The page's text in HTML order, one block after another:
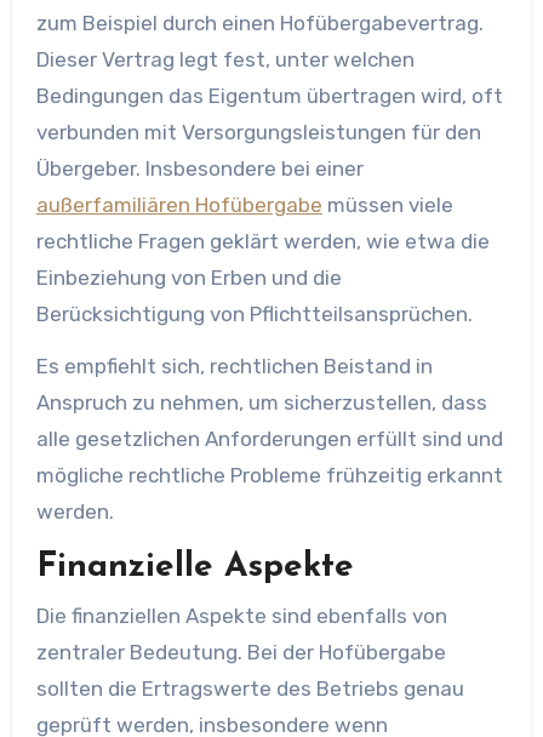
zum Beispiel durch einen Hofübergabevertrag.
Dieser Vertrag legt fest, unter welchen
Bedingungen das Eigentum übertragen wird, oft
verbunden mit Versorgungsleistungen für den
Übergeber. Insbesondere bei einer
außerfamiliären Hofübergabe müssen viele
rechtliche Fragen geklärt werden, wie etwa die
Einbeziehung von Erben und die
Berücksichtigung von Pflichtteilsansprüchen.
Es empfiehlt sich, rechtlichen Beistand in
Anspruch zu nehmen, um sicherzustellen, dass
alle gesetzlichen Anforderungen erfüllt sind und
mögliche rechtliche Probleme frühzeitig erkannt
werden.
Finanzielle Aspekte
Die finanziellen Aspekte sind ebenfalls von
zentraler Bedeutung. Bei der Hofübergabe
sollten die Ertragswerte des Betriebs genau
geprüft werden, insbesondere wenn